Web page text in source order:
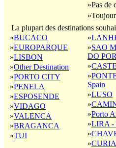
»Pas
La plupart des destinations
»BUCACO
»EUROPARQUE
»LISBON
»Other Destination
»PORTO CITY
»PENELA
»ESPOSENDE
»VIDAGO
»VALENCA
»BRAGANCA
»TUI
»
»SAO
DO
»
»
Spain
»LUSO
»
»Porto
»LIRA -
»
»CURIA